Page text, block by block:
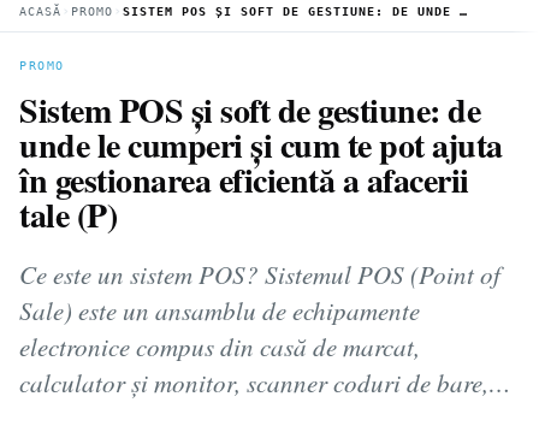
ACASĂ › PROMO › SISTEM POS ȘI SOFT DE GESTIUNE: DE UNDE LE CUMPERI ȘI CUM TE POT AJUTA ÎN GESTIONAREA EFICIENTĂ A AFACERII TALE (P)
PROMO
Sistem POS și soft de gestiune: de
unde le cumperi și cum te pot ajuta
în gestionarea eficientă a afacerii
tale (P)
Ce este un sistem POS? Sistemul POS (Point of
Sale) este un ansamblu de echipamente
electronice compus din casă de marcat,
calculator și monitor, scanner coduri de bare,…